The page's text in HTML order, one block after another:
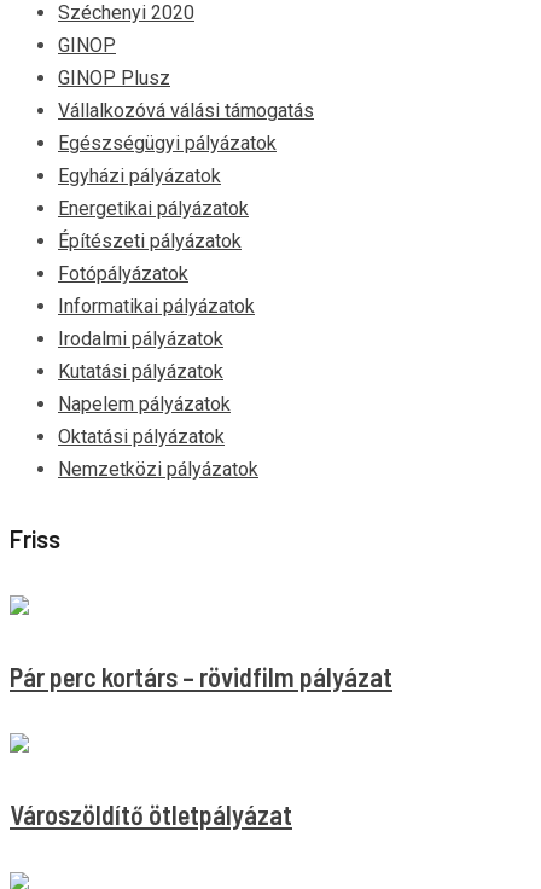
Széchenyi 2020
GINOP
GINOP Plusz
Vállalkozóvá válási támogatás
Egészségügyi pályázatok
Egyházi pályázatok
Energetikai pályázatok
Építészeti pályázatok
Fotópályázatok
Informatikai pályázatok
Irodalmi pályázatok
Kutatási pályázatok
Napelem pályázatok
Oktatási pályázatok
Nemzetközi pályázatok
Friss
Pár perc kortárs – rövidfilm pályázat
Városzöldítő ötletpályázat